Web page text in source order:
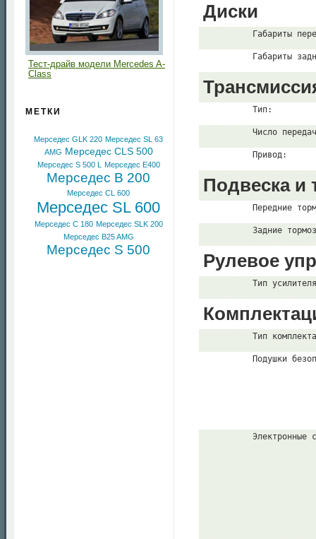
Тест-драйв модели Mercedes A-
Class
МЕТКИ
Мерседес GLK 220 Мерседес SL 63
AMG Мерседес CLS 500
Мерседес S 500 L Мерседес E400
Мерседес B 200
Мерседес CL 600
Мерседес SL 600
Мерседес C 180 Мерседес SLK 200
Мерседес B25 AMG
Мерседес S 500
Диски
Габариты
Габариты
          Тип:
Число
          Привод:
Подвеска и
Передние
Задние
Рулевое
Тип
Тип
Подушки
Электронные